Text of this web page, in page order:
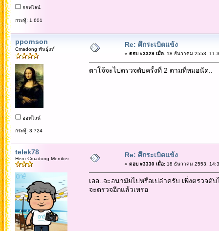
ออฟไลน์
กระทู้: 1,601
ppornson
Cmadong พันธุ์แท้
ออฟไลน์
กระทู้: 3,724
Re: ศึกระเบิดแข้ง
« ตอบ #3329 เมื่อ:18 ธันวาคม 2553,
ตาโจ้จะไปตรวจตับครั้งที่ 2 ตามที่หมอนัด..
telek78
Hero Cmadong Member Re: ศึกระเบิดแข้ง
« ตอบ #3330 เมื่อ:18 ธันวาคม 2553,
เออ..จะอนามัยไปหรือเปล่าครับ เพิ่งตรวจตับ
จะตรวจอีกแล้วเหรอ